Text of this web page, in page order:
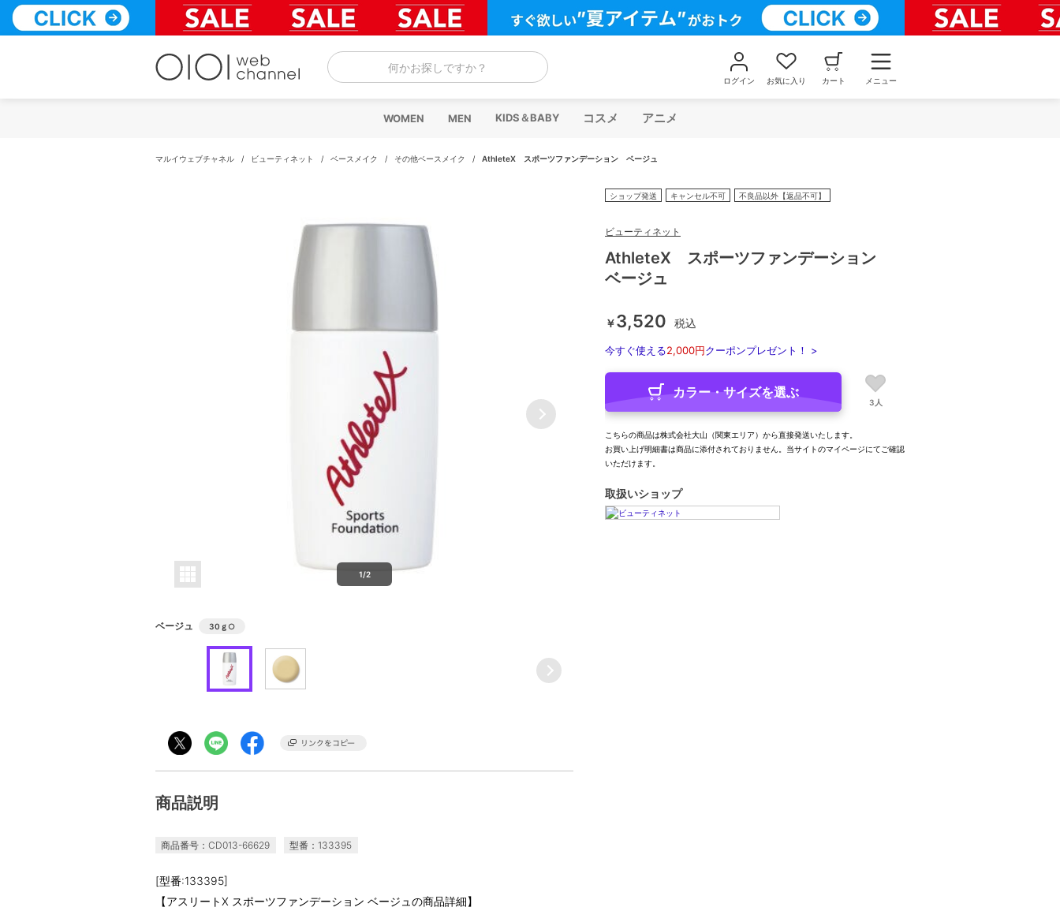
テ
何かお探しですか？
ログイン お気に入り カート メニュー
WOMEN MEN KIDS＆BABY コスメ アニメ
マルイウェブチャネル / ビューティネット / ベースメイク / その他ベースメイク / AthleteX スポーツファンデーション ベージュ
1/2
ベージュ 30ｇ○
商品説明
商品番号：CD013-66629 型番：133395
[型番:133395]
【アスリートX スポーツファンデーション ベージュの商品詳細】
ショップ発送 キャンセル不可 不良品以外【返品不可】
ビューティネット
AthleteX スポーツファンデーション
ベージュ
￥3,520 税込
今すぐ使える2,000円クーポンプレゼント！ >
カラー・サイズを選ぶ
3人
こちらの商品は株式会社大山（関東エリア）から直接発送いたします。
お買い上げ明細書は商品に添付されておりません。当サイトのマイページにてご確認
いただけます。
取扱いショップ